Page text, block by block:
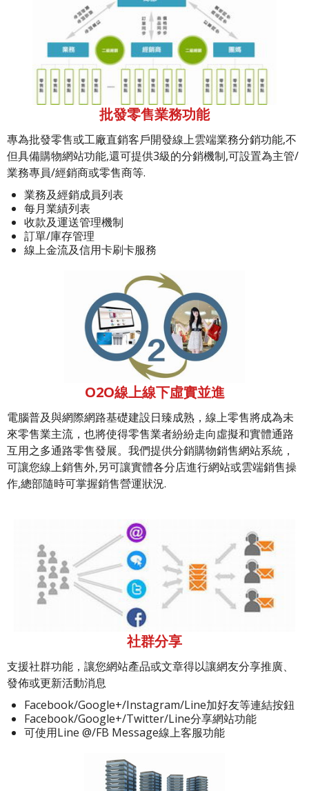
批發零售業務功能
專為批發零售或工廠直銷客戶開發線上雲端業務分銷功能,不
但具備購物網站功能,還可提供3級的分銷機制,可設置為主管/
業務專員/經銷商或零售商等.
業務及經銷成員列表
每月業績列表
收款及運送管理機制
訂單/庫存管理
線上金流及信用卡刷卡服務
O2O線上線下虛實並進
電腦普及與網際網路基礎建設日臻成熟，線上零售將成為未
來零售業主流，也將使得零售業者紛紛走向虛擬和實體通路
互用之多通路零售發展。我們提供分銷購物銷售網站系統，
可讓您線上銷售外,另可讓實體各分店進行網站或雲端銷售操
作,總部隨時可掌握銷售營運狀況.
社群分享
支援社群功能，讓您網站產品或文章得以讓網友分享推廣、
發佈或更新活動消息
Facebook/Google+/Instagram/Line加好友等連結按鈕
Facebook/Google+/Twitter/Line分享網站功能
可使用Line @/FB Message線上客服功能